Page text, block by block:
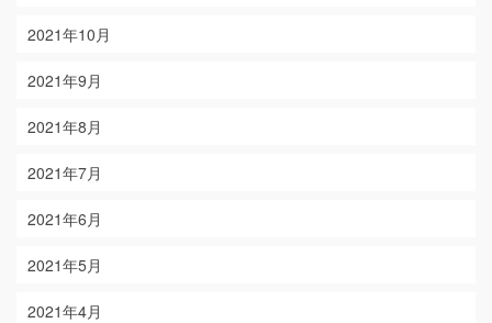
2021年10月
2021年9月
2021年8月
2021年7月
2021年6月
2021年5月
2021年4月